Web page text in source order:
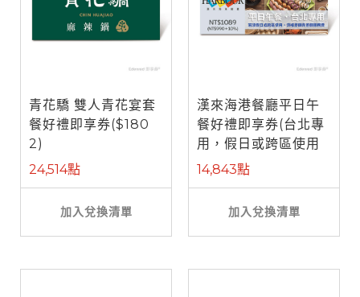
青花驕 雙人青花宴套
餐好禮即享券($180
2)
24,514點
加入兌換清單
漢來海港餐廳平日午
餐好禮即享券(台北專
用，假日或跨區使用
需補差額)
14,843點
加入兌換清單